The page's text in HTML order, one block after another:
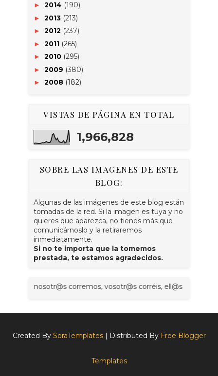
► 2014 (190)
► 2013 (213)
► 2012 (237)
► 2011 (265)
► 2010 (295)
► 2009 (380)
► 2008 (182)
VISTAS DE PÁGINA EN TOTAL
1,966,828
SOBRE LAS IMAGENES DE ESTE
BLOG:
Algunas de las imágenes de este blog están
tomadas de la red. Si la imagen es tuya y no
quieres que aparezca, no tienes más que
comunicárnoslo y la retiraremos
inmediatamente.
Si no te importa que la tomemos
prestada, te estamos agradecidos.
corremos, vosotr@s corréis, ell@s corren. Al final se
Created By SoraTemplates| Distributed By Free Blogger
Templates